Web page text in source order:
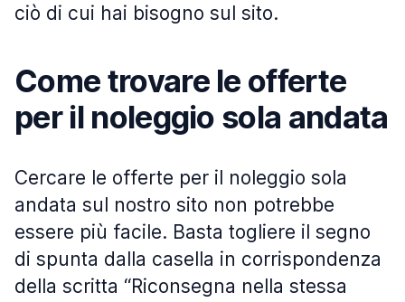
ciò di cui hai bisogno sul sito.
Come trovare le offerte
per il noleggio sola andata
Cercare le offerte per il noleggio sola
andata sul nostro sito non potrebbe
essere più facile. Basta togliere il segno
di spunta dalla casella in corrispondenza
della scritta “Riconsegna nella stessa